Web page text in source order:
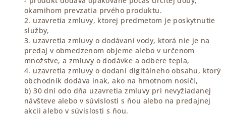
okamihom prevzatia prvého produktu.
2. uzavretia zmluvy, ktorej predmetom je poskytnutie
služby,
3. uzavretia zmluvy o dodávaní vody, ktorá nie je na
predaj v obmedzenom objeme alebo v určenom
množstve, a zmluvy o dodávke a odbere tepla,
4. uzavretia zmluvy o dodaní digitálneho obsahu, ktorý
obchodník dodáva inak, ako na hmotnom nosiči,
b) 30 dní odo dňa uzavretia zmluvy pri nevyžiadanej
návšteve alebo v súvislosti s ňou alebo na predajnej
akcii alebo v súvislosti s ňou.